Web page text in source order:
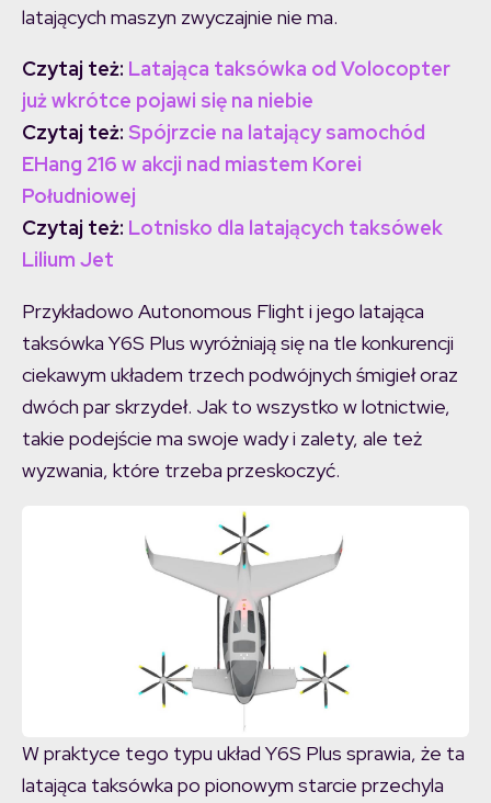
latających maszyn zwyczajnie nie ma.
Czytaj też: Latająca taksówka od Volocopter
już wkrótce pojawi się na niebie
Czytaj też: Spójrzcie na latający samochód
EHang 216 w akcji nad miastem Korei
Południowej
Czytaj też: Lotnisko dla latających taksówek
Lilium Jet
Przykładowo Autonomous Flight i jego latająca
taksówka Y6S Plus wyróżniają się na tle konkurencji
ciekawym układem trzech podwójnych śmigieł oraz
dwóch par skrzydeł. Jak to wszystko w lotnictwie,
takie podejście ma swoje wady i zalety, ale też
wyzwania, które trzeba przeskoczyć.
W praktyce tego typu układ Y6S Plus sprawia, że ta
latająca taksówka po pionowym starcie przechyla